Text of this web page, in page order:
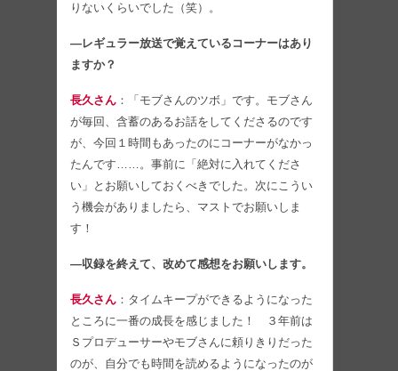
りないくらいでした（笑）。
―レギュラー放送で覚えているコーナーはあり
ますか？
長久さん ：「モブさんのツボ」です。モブさん
が毎回、含蓄のあるお話をしてくださるのです
が、今回１時間もあったのにコーナーがなかっ
たんです……。事前に「絶対に入れてくださ
い」とお願いしておくべきでした。次にこうい
う機会がありましたら、マストでお願いしま
す！
―収録を終えて、改めて感想をお願いします。
長久さん ：タイムキープができるようになった
ところに一番の成長を感じました！ ３年前は
Ｓプロデューサーやモブさんに頼りきりだった
のが、自分でも時間を読めるようになったのが